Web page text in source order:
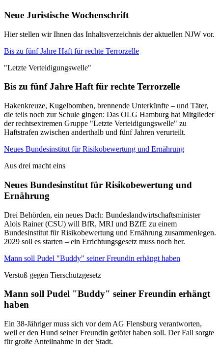
Neue Juristische Wochenschrift
Hier stellen wir Ihnen das Inhaltsverzeichnis der aktuellen NJW vor.
Bis zu fünf Jahre Haft für rechte Terrorzelle
"Letzte Verteidigungswelle"
Bis zu fünf Jahre Haft für rechte Terrorzelle
Hakenkreuze, Kugelbomben, brennende Unterkünfte – und Täter,
die teils noch zur Schule gingen: Das OLG Hamburg hat Mitglieder
der rechtsextremen Gruppe "Letzte Verteidigungswelle" zu
Haftstrafen zwischen anderthalb und fünf Jahren verurteilt.
Neues Bundesinstitut für Risikobewertung und Ernährung
Aus drei macht eins
Neues Bundesinstitut für Risikobewertung und
Ernährung
Drei Behörden, ein neues Dach: Bundeslandwirtschaftsminister
Alois Rainer (CSU) will BfR, MRI und BZfE zu einem
Bundesinstitut für Risikobewertung und Ernährung zusammenlegen.
2029 soll es starten – ein Errichtungsgesetz muss noch her.
Mann soll Pudel "Buddy" seiner Freundin erhängt haben
Verstoß gegen Tierschutzgesetz
Mann soll Pudel "Buddy" seiner Freundin erhängt
haben
Ein 38-Jähriger muss sich vor dem AG Flensburg verantworten,
weil er den Hund seiner Freundin getötet haben soll. Der Fall sorgte
für große Anteilnahme in der Stadt.